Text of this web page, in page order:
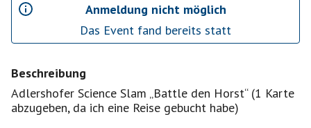
Anmeldung nicht möglich
Das Event fand bereits statt
Beschreibung
Adlershofer Science Slam „Battle den Horst“ (1 Karte
abzugeben, da ich eine Reise gebucht habe)